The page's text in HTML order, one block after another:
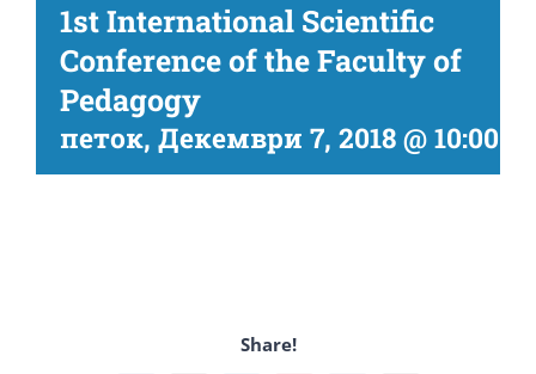
1st International Scientific
Conference of the Faculty of
Pedagogy
петок, Декември 7, 2018 @ 10:00
Share!